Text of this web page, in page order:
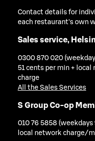
Contact details for
each restaurant's own
Sales service,
0300 870 020
51 cents per min +
charge
All the Sales Services
S Group Co-op
010 76 5858 (weekdays
local network charge/